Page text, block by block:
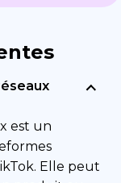
est un
Elle peut